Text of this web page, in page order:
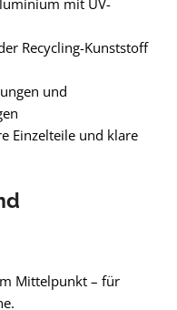
mit UV-
Recycling-Kunststoff
und
Einzelteile und klare
Mittelpunkt – für